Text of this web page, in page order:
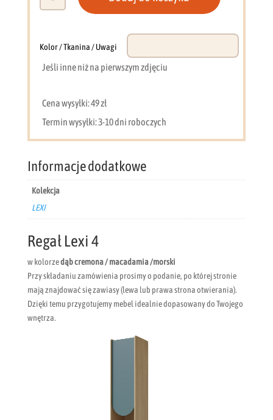
Regał Lexi 4
w kolorzedąb cremona / macadamia /morski
Przy składaniu zamówienia prosimy o podanie, po której stronie
mają znajdować się zawiasy (lewa lub prawa strona otwierania).
Dzięki temu przygotujemy mebel idealnie dopasowany do Twojego
wnętrza.
cm
cremona
macadamia
/morski
4
Kolor / Tkanina / Uwagi
Jeśli inne niż na pierwszym zdjęciu
Cena wysyłki: 49 zł
Termin wysyłki: 3-10 dni roboczych
Informacje dodatkowe
Kolekcja
LEXI